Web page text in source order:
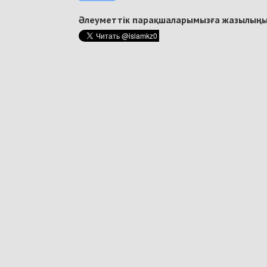
Әлеуметтік парақшаларымызға